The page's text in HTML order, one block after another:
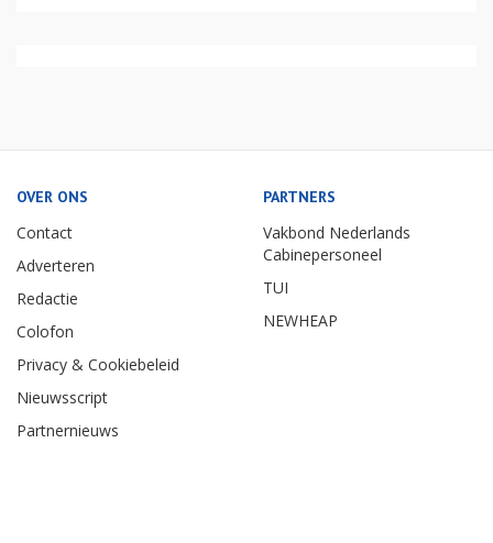
OVER ONS
Contact
Adverteren
Redactie
Colofon
Privacy & Cookiebeleid
Nieuwsscript
Partnernieuws
PARTNERS
Vakbond Nederlands
Cabinepersoneel
TUI
NEWHEAP